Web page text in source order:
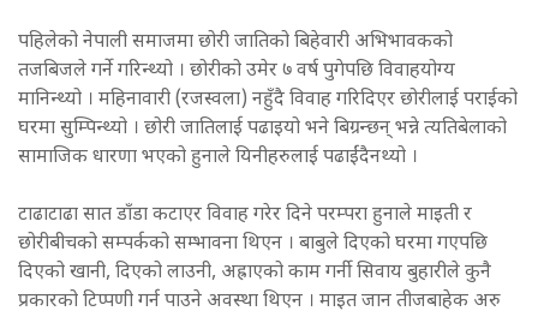
पहिलेको नेपाली समाजमा छोरी जातिको बिहेवारी अभिभावकको
तजबिजले गर्ने गरिन्थ्यो । छोरीको उमेर ७ वर्ष पुगेपछि विवाहयोग्य
मानिन्थ्यो । महिनावारी (रजस्वला) नहुँदै विवाह गरिदिएर छोरीलाई पराईको
घरमा सुम्पिन्थ्यो । छोरी जातिलाई पढाइयो भने बिग्रन्छन् भन्ने त्यतिबेलाको
सामाजिक धारणा भएको हुनाले यिनीहरुलाई पढाईंदैनथ्यो ।
टाढाटाढा सात डाँडा कटाएर विवाह गरेर दिने परम्परा हुनाले माइती र
छोरीबीचको सम्पर्कको सम्भावना थिएन । बाबुले दिएको घरमा गएपछि
दिएको खानी, दिएको लाउनी, अह्राएको काम गर्नी सिवाय बुहारीले कुनै
प्रकारको टिप्पणी गर्न पाउने अवस्था थिएन । माइत जान तीजबाहेक अरु